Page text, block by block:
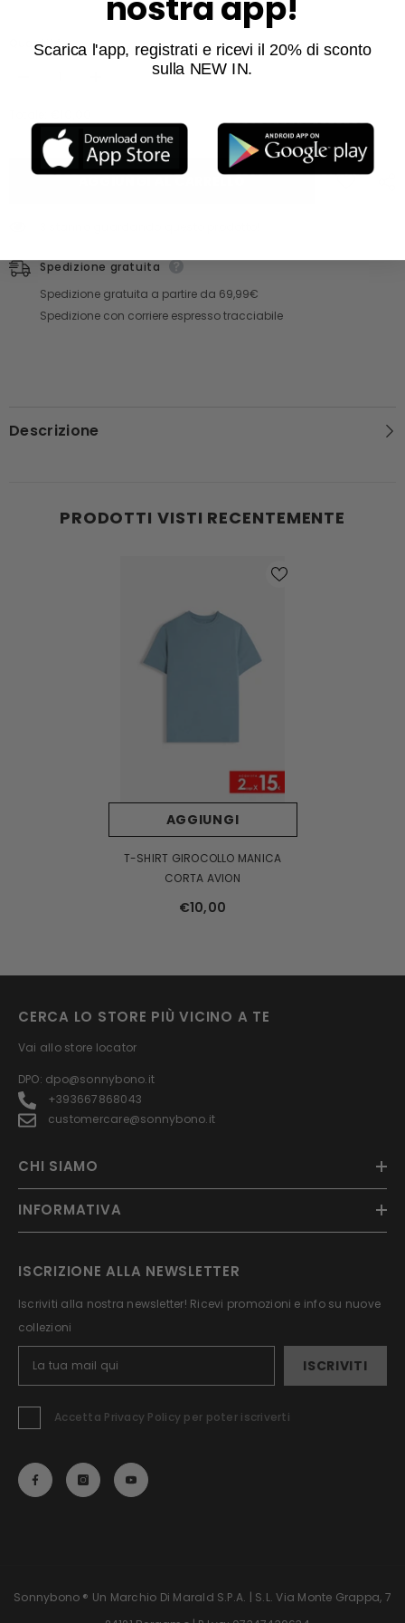
Quantità:
Spedizione gratuita
Spedizione gratuita a partire da 69,99€
Spedizione con corriere espresso tracciabile
Descrizione
PRODOTTI VISTI RECENTEMENTE
AGGIUNGI
T-SHIRT GIROCOLLO MANICA
CORTA AVION
€10,00
CERCA LO STORE PIÙ VICINO A TE
Vai allo store locator
DPO: dpo@sonnybono.it
+393667868043
customercare@sonnybono.it
CHI SIAMO
INFORMATIVA
ISCRIZIONE ALLA NEWSLETTER
Iscriviti alla nostra newsletter! Ricevi promozioni e info su nuove
collezioni
ISCRIVITI
Accetta Privacy Policy per poter iscriverti
Sonnybono ® Un Marchio Di Marald S.p.A. | S.L. Via Monte Grappa, 7
Scarica l'app, registrati e ricevi il 20% di sconto
sulla NEW IN.